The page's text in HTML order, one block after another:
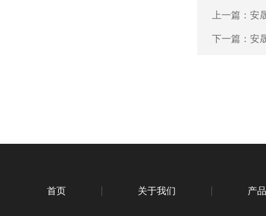
上一篇： 安
下一篇： 安
首页 关于我们 产